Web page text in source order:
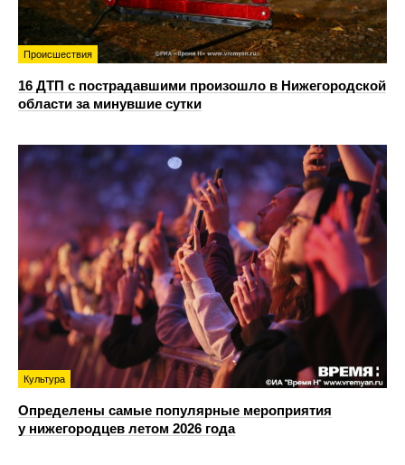
Происшествия
16 ДТП с пострадавшими произошло в Нижегородской
области за минувшие сутки
Культура
Определены самые популярные мероприятия
у нижегородцев летом 2026 года